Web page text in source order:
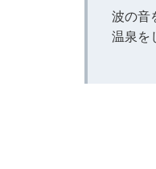
波の音
温泉を